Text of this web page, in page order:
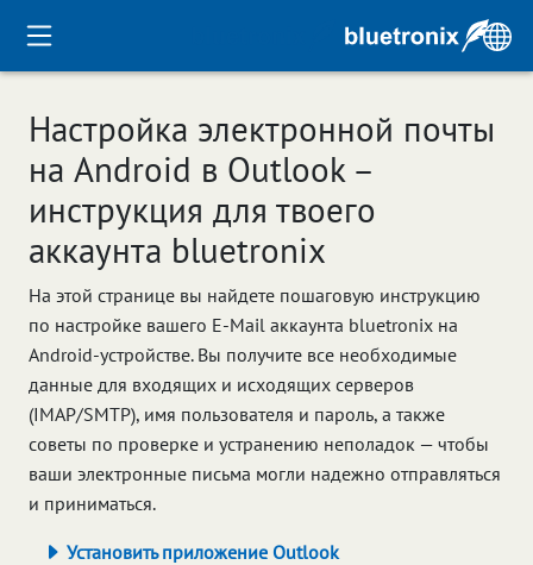
Настройка электронной почты
на Android в Outlook –
инструкция для твоего
аккаунта bluetronix
На этой странице вы найдете пошаговую инструкцию
по настройке вашего E-Mail аккаунта bluetronix на
Android-устройстве. Вы получите все необходимые
данные для входящих и исходящих серверов
(IMAP/SMTP), имя пользователя и пароль, а также
советы по проверке и устранению неполадок — чтобы
ваши электронные письма могли надежно отправляться
и приниматься.
Установить приложение Outlook